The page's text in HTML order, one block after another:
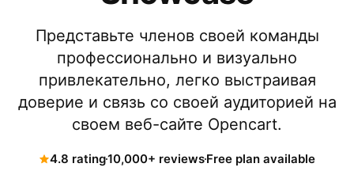
Представьте членов своей команды
профессионально и визуально
привлекательно, легко выстраивая
доверие и связь со своей аудиторией на
своем веб-сайте Opencart.
4.8 rating10,000+ reviewsFree plan available